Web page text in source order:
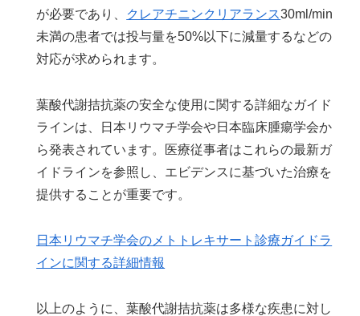
が必要であり、
クレアチニンクリアランス30ml/min
未満の患者では投与量を50%以下に減量するなどの
対応が求められます。
葉酸代謝拮抗薬の安全な使用に関する詳細なガイド
ラインは、日本リウマチ学会や日本臨床腫瘍学会か
ら発表されています。医療従事者はこれらの最新ガ
イドラインを参照し、エビデンスに基づいた治療を
提供することが重要です。
日本リウマチ学会のメトトレキサート診療ガイドラ
インに関する詳細情報
以上のように、葉酸代謝拮抗薬は多様な疾患に対し